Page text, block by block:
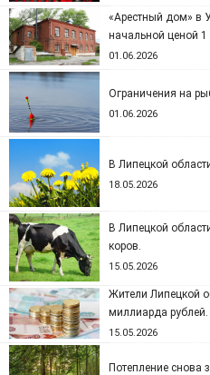
«Арестный дом» в
начальной ценой 1
01.06.2026
Ограничения на
01.06.2026
В Липецкой
18.05.2026
В Липецкой
коров.
15.05.2026
Жители Липецкой
миллиарда рублей.
15.05.2026
Потепление снова